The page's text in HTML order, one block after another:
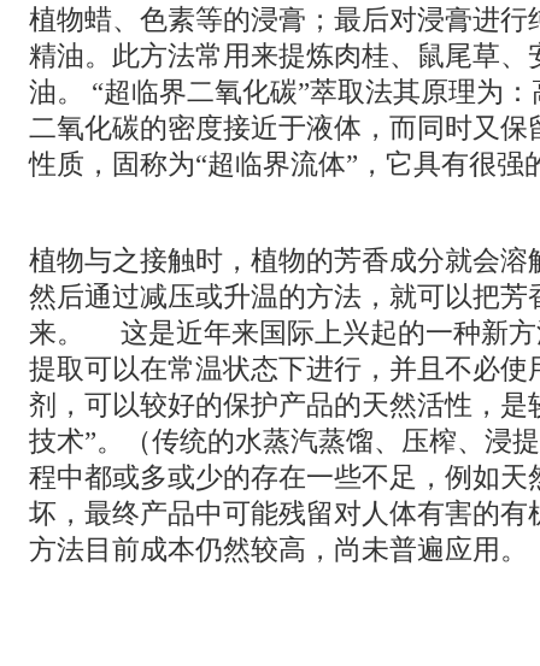
植物蜡、色素等的浸膏；最后对浸膏进行
精油。此方法常用来提炼肉桂、鼠尾草、
油。 “超临界二氧化碳”萃取法其原理为
二氧化碳的密度接近于液体，而同时又保
性质，固称为“超临界流体”，它具有很强
植物与之接触时，植物的芳香成分就会溶
然后通过减压或升温的方法，就可以把芳
来。 这是近年来国际上兴起的一种新方
提取可以在常温状态下进行，并且不必使
剂，可以较好的保护产品的天然活性，是
技术”。（传统的水蒸汽蒸馏、压榨、浸
程中都或多或少的存在一些不足，例如天
坏，最终产品中可能残留对人体有害的有
方法目前成本仍然较高，尚未普遍应用。